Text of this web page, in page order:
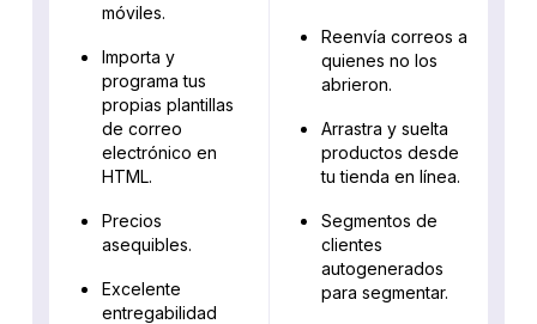
móviles.
Importa y
programa tus
propias plantillas
de correo
electrónico en
HTML.
Precios
asequibles.
Excelente
entregabilidad
Reenvía correos a
quienes no los
abrieron.
Arrastra y suelta
productos desde
tu tienda en línea.
Segmentos de
clientes
autogenerados
para segmentar.